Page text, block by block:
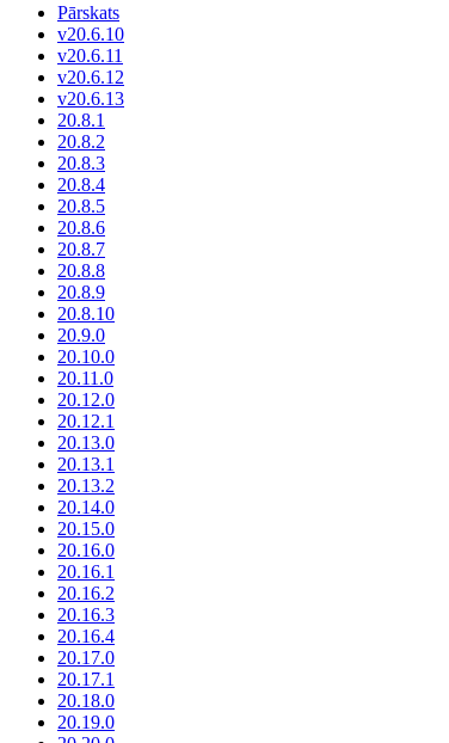
Pārskats
v20.6.10
v20.6.11
v20.6.12
v20.6.13
20.8.1
20.8.2
20.8.3
20.8.4
20.8.5
20.8.6
20.8.7
20.8.8
20.8.9
20.8.10
20.9.0
20.10.0
20.11.0
20.12.0
20.12.1
20.13.0
20.13.1
20.13.2
20.14.0
20.15.0
20.16.0
20.16.1
20.16.2
20.16.3
20.16.4
20.17.0
20.17.1
20.18.0
20.19.0